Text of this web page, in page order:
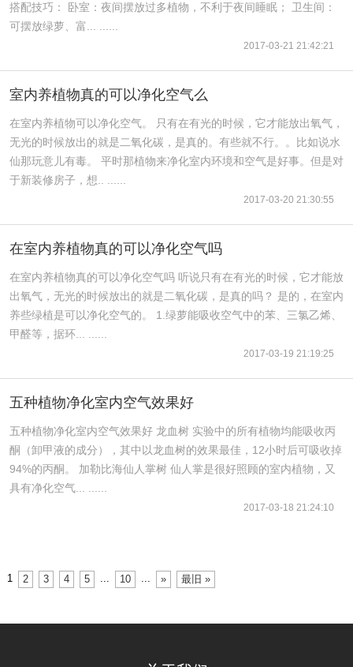
搭配技巧： 卧室：夜间摆放过多植物，不利于夜间睡眠； 卫生间：
可摆放绿萝、富... ......
2017-03-21 21:42:21
室内养植物真的可以净化空气么
在室内养植物可以净化空气。 只有在有光的时候，它才能放出氧气，
无光的时候放出的就是二氧化碳，是真的。有些就不行。。比如说水
仙那玩意儿有毒。 平时那植物来净化室内环境和空气是好事。但是对
于新装修房子，想.. ......
2017-03-20 21:30:55
在室内养植物真的可以净化空气吗
在室内养植物真的可以净化空气吗 听说只有在有光的时候，它才能放
出氧气，无光的时候放出的就是二氧化碳，是真的吗？ 是的，在室内
养些绿植是可以净化空气的。 1.绿萝能吸收空气中的苯、三氯乙烯、
甲醛等，据环... ......
2017-03-19 21:19:25
五种植物净化室内空气效果好
五种植物净化室内空气效果好 龙血树 实验中的所有植物均能吸收丙
酮（卸甲液的成分），其中以龙血树的效果最佳，12小时后可吸收掉
94%的丙酮。 加勒比海仙人掌树 仙人掌是很好照顾的室内植物，又
具有净化空气... ......
2017-03-18 21:24:10
1 2 3 4 5 ... 10 ... » 最旧 »